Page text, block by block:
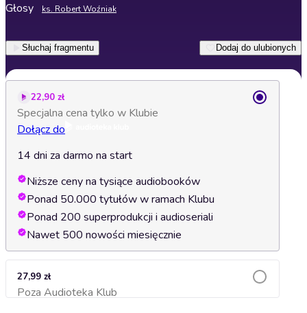
Głosy ks. Robert Woźniak
Słuchaj fragmentu Dodaj do ulubionych
22,90 zł
Specjalna cena tylko w Klubie
Dołącz do
14 dni za darmo na start
Niższe ceny na tysiące audiobooków
Ponad 50.000 tytułów w ramach Klubu
Ponad 200 superprodukcji i audioseriali
Nawet 500 nowości miesięcznie
27,99 zł
Poza Audioteka KlubDodaj do koszyka